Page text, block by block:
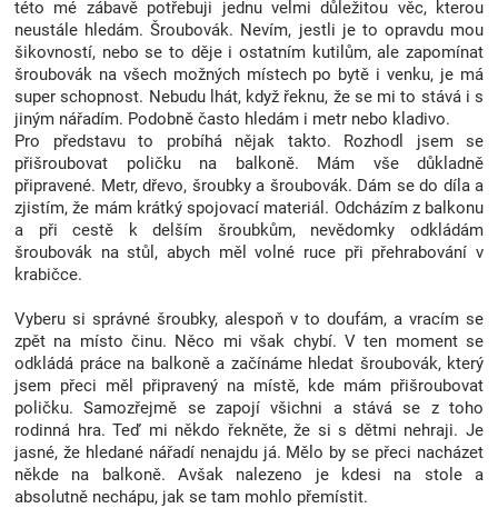
děti
Těhotenské
oblečení
Novinky
Značky
Hračkářství
Přihlášení
této mé zábavě potřebuji jednu velmi důležitou věc, kterou
neustále hledám. Šroubovák. Nevím, jestli je to opravdu mou
šikovností, nebo se to děje i ostatním kutilům, ale zapomínat
šroubovák na všech možných místech po bytě i venku, je má
super schopnost. Nebudu lhát, když řeknu, že se mi to stává i s
jiným nářadím. Podobně často hledám i metr nebo kladivo.
Pro představu to probíhá nějak takto. Rozhodl jsem se
přišroubovat poličku na balkoně. Mám vše důkladně
připravené. Metr, dřevo, šroubky a šroubovák. Dám se do díla a
zjistím, že mám krátký spojovací materiál. Odcházím z balkonu
a při cestě k delším šroubkům, nevědomky odkládám
šroubovák na stůl, abych měl volné ruce při přehrabování v
krabičce.
Vyberu si správné šroubky, alespoň v to doufám, a vracím se
zpět na místo činu. Něco mi však chybí. V ten moment se
odkládá práce na balkoně a začínáme hledat šroubovák, který
jsem přeci měl připravený na místě, kde mám přišroubovat
poličku. Samozřejmě se zapojí všichni a stává se z toho
rodinná hra. Teď mi někdo řekněte, že si s dětmi nehraji. Je
jasné, že hledané nářadí nenajdu já. Mělo by se přeci nacházet
někde na balkoně. Avšak nalezeno je kdesi na stole a
absolutně nechápu, jak se tam mohlo přemístit.